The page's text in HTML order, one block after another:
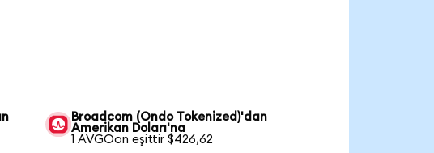
Broadcom (Ondo Tokenized)'dan
Amerikan Doları'na
1 AVGOon eşittir $426,62